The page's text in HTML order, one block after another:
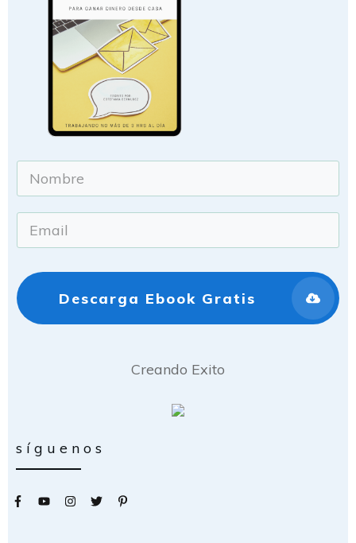
Descarga Ebook Gratis
Creando Exito
síguenos